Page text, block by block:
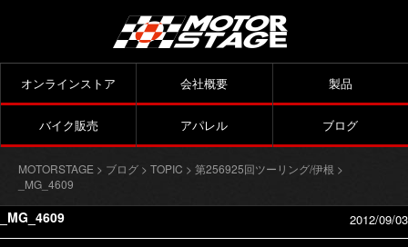
オンラインストア 会社概要 製品
バイク販売 アパレル ブログ
MOTORSTAGE > ブログ > TOPIC > 第256925回ツーリング/伊根 >
_MG_4609
_MG_4609 2012/09/03